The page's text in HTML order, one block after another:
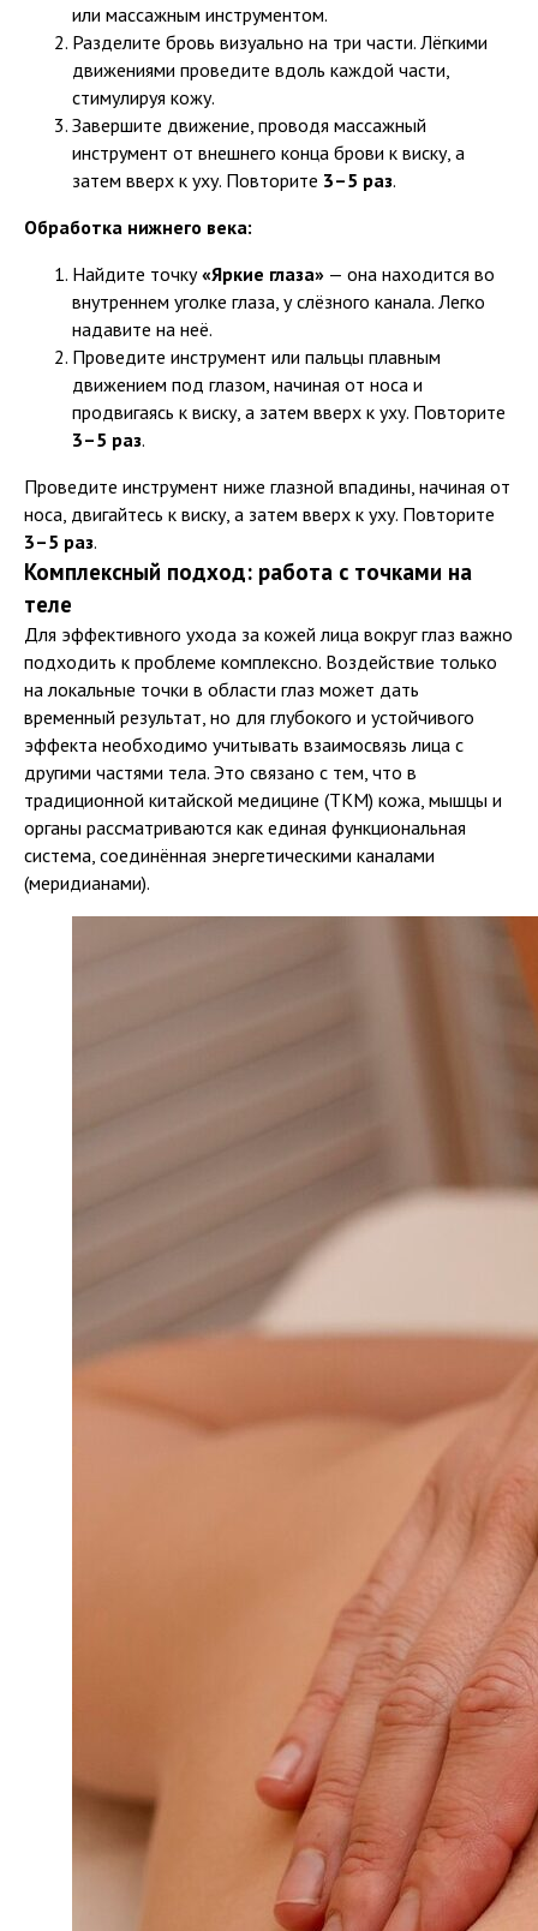
или массажным инструментом.
Разделите бровь визуально на три части. Лёгкими
движениями проведите вдоль каждой части,
стимулируя кожу.
Завершите движение, проводя массажный
инструмент от внешнего конца брови к виску, а
затем вверх к уху. Повторите 3–5 раз.
Обработка нижнего века:
Найдите точку«Яркие глаза» — она находится во
внутреннем уголке глаза, у слёзного канала. Легко
надавите на неё.
Проведите инструмент или пальцы плавным
движением под глазом, начиная от носа и
продвигаясь к виску, а затем вверх к уху. Повторите
3–5 раз.
Проведите инструмент ниже глазной впадины, начиная от
носа, двигайтесь к виску, а затем вверх к уху. Повторите
3–5 раз.
Комплексный подход: работа с точками на
теле
Для эффективного ухода за кожей лица вокруг глаз важно
подходить к проблеме комплексно. Воздействие только
на локальные точки в области глаз может дать
временный результат, но для глубокого и устойчивого
эффекта необходимо учитывать взаимосвязь лица с
другими частями тела. Это связано с тем, что в
традиционной китайской медицине (ТКМ) кожа, мышцы и
органы рассматриваются как единая функциональная
система, соединённая энергетическими каналами
(меридианами).